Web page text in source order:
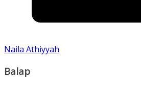
Naila Athiyyah
Balap